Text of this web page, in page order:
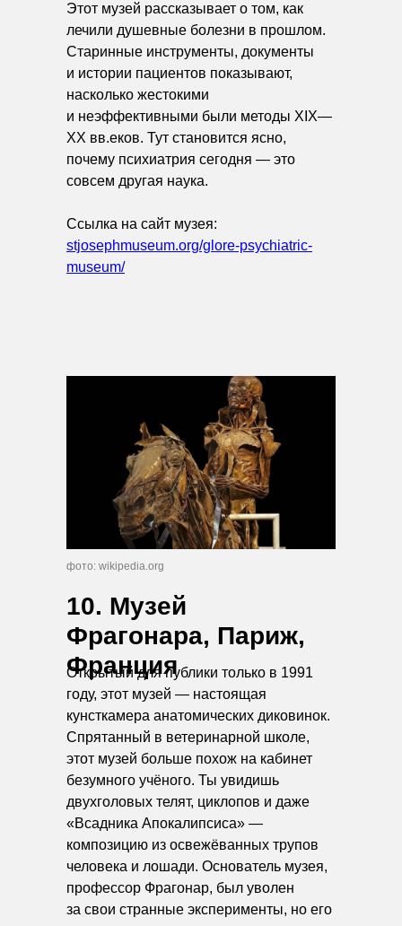
Этот музей рассказывает о том, как
лечили душевные болезни в прошлом.
Старинные инструменты, документы
и истории пациентов показывают,
насколько жестокими
и неэффективными были методы XIX—
XX вв.еков. Тут становится ясно,
почему психиатрия сегодня — это
совсем другая наука.
Ссылка на сайт музея:
stjosephmuseum.org/glore-psychiatric-
museum/
фото: wikipedia.org
10. Музей
Фрагонара, Париж,
Франция
Открытый для публики только в 1991
году, этот музей — настоящая
кунсткамера анатомических диковинок.
Спрятанный в ветеринарной школе,
этот музей больше похож на кабинет
безумного учёного. Ты увидишь
двухголовых телят, циклопов и даже
«Всадника Апокалипсиса» —
композицию из освежёванных трупов
человека и лошади. Основатель музея,
профессор Фрагонар, был уволен
за свои странные эксперименты, но его